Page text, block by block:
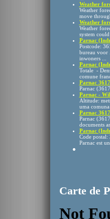
Weather
Weather
move
Weather
Weather
system
Parnac
Postcode:
bureau voor
inwoners ...
Parnac
Totale -
comune
Parnac
Parnac
Parnac -
Altitude:
uma
Parnac
Parnac
documents
Parnac
Code
Parnac est
Carte de